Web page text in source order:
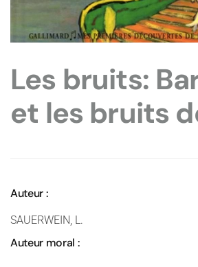
Les bruits:
et les bruits
Auteur :
SAUERWEIN, L.
Auteur moral :